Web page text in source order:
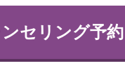
セリング予約